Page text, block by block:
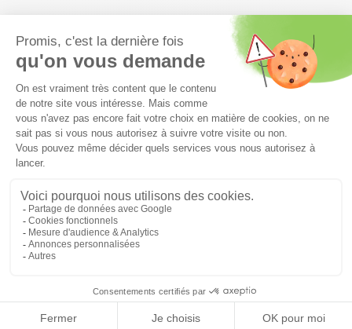
DÉCOUVREZ NOS
ÉVÉNEMENTS EN VIDÉO
Veuillez accepter le cookie youtube.
J'accepte le cookie youtube
Images tournées avant la crise sanitaire